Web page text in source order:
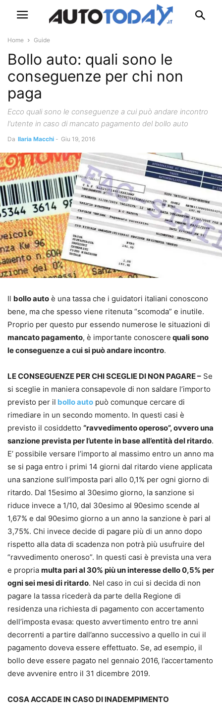
Home Guide
Bollo auto: quali sono le
conseguenze per chi non
paga
Ecco quali sono le conseguenze a cui può andare incontro
l'utente in caso di mancato pagamento del bollo auto
Da Ilaria Macchi - Giu 19, 2016
Il bollo auto è una tassa che i guidatori italiani conoscono
bene, ma che spesso viene ritenuta “scomoda” e inutile.
Proprio per questo pur essendo numerose le situazioni di
mancato pagamento, è importante conoscere quali sono
le conseguenze a cui si può andare incontro.
LE CONSEGUENZE PER CHI SCEGLIE DI NON PAGARE – Se
si sceglie in maniera consapevole di non saldare l’importo
previsto per il bollo auto può comunque cercare di
rimediare in un secondo momento. In questi casi è
previsto il cosiddetto “ravvedimento operoso”, ovvero una
sanzione prevista per l’utente in base all’entità del ritardo.
E’ possibile versare l’importo al massimo entro un anno ma
se si paga entro i primi 14 giorni dal ritardo viene applicata
una sanzione sull’imposta pari allo 0,1% per ogni giorno di
ritardo. Dal 15esimo al 30esimo giorno, la sanzione si
riduce invece a 1/10, dal 30esimo al 90esimo scende al
1,67% e dal 90esimo giorno a un anno la sanzione è pari al
3,75%. Chi invece decide di pagare più di un anno dopo
rispetto alla data di scadenza non potrà più usufruire del
“ravvedimento oneroso”. In questi casi è prevista una vera
e propria multa pari al 30% più un interesse dello 0,5% per
ogni sei mesi di ritardo. Nel caso in cui si decida di non
pagare la tassa ricederà da parte della Regione di
residenza una richiesta di pagamento con accertamento
dell’imposta evasa: questo avvertimento entro tre anni
decorrenti a partire dall’anno successivo a quello in cui il
pagamento doveva essere effettuato. Se, ad esempio, il
bollo deve essere pagato nel gennaio 2016, l’accertamento
deve avvenire entro il 31 dicembre 2019.
COSA ACCADE IN CASO DI INADEMPIMENTO